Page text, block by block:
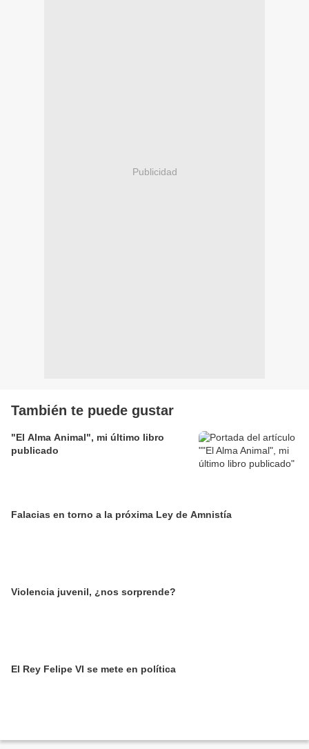
Publicidad
También te puede gustar
"El Alma Animal", mi último libro
publicado
Falacias en torno a la próxima Ley de Amnistía
Violencia juvenil, ¿nos sorprende?
El Rey Felipe VI se mete en política